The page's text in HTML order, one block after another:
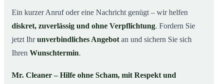
Ein kurzer Anruf oder eine Nachricht genügt – wir helfen
diskret, zuverlässig und ohne Verpflichtung. Fordern Sie
jetzt Ihrunverbindliches Angebot an und sichern Sie sich
Ihren Wunschtermin.
Mr. Cleaner – Hilfe ohne Scham, mit Respekt und